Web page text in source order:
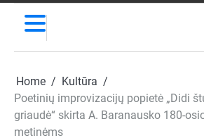
Home
Kultūra
Poetinių improvizacijų popietė „Didi
griaudė“ skirta A. Baranausko 180-
metinėms